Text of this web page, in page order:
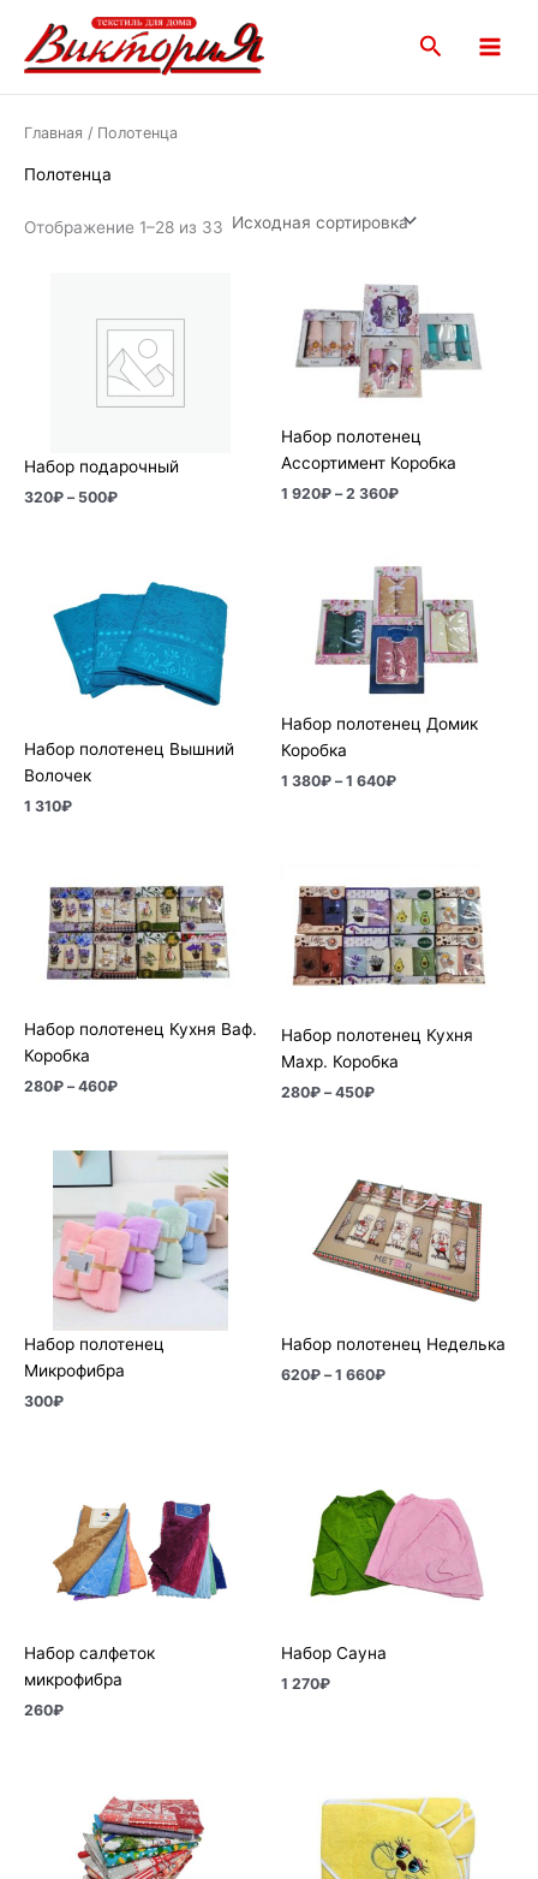
содержимому
Поиск
Menu
Главная / Полотенца
Полотенца
Отображение 1–28 из 33
Набор подарочный
320₽ – 500₽
320₽
500₽
Набор полотенец
Ассортимент Коробка
1 920₽ – 2 360₽
цен:
1
920₽
–
2
360₽
Набор полотенец Вышний
Волочек
1 310₽
Набор полотенец Домик
Коробка
1 380₽ – 1 640₽
Диапазон
цен:
1
380₽
–
1
640₽
Набор полотенец Кухня Ваф.
Коробка
280₽ – 460₽
цен:
280₽
–
460₽
Набор полотенец Кухня
Махр. Коробка
280₽ – 450₽
цен:
280₽
–
450₽
Набор полотенец
Микрофибра
300₽
Набор полотенец Неделька
620₽ – 1 660₽
620₽
–
1
660₽
Набор салфеток
микрофибра
260₽
Набор Сауна
1 270₽